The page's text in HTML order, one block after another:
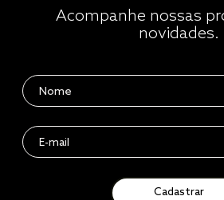
Acompanhe nossas
novidades.
Cadastrar